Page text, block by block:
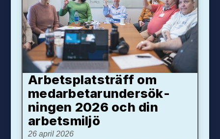
Arbetsplats­träff om
med­arbetar­under­sök­
ningen 2026 och din
arbets­miljö
26 april 2026